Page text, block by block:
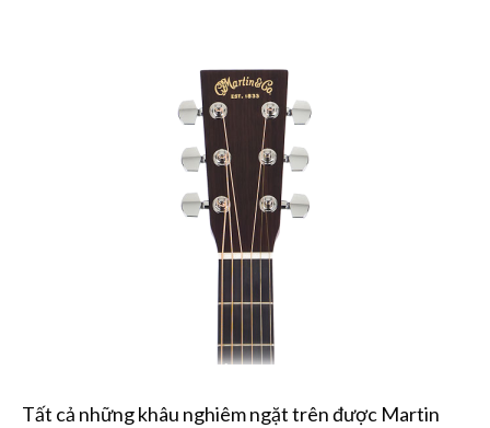
Tất cả những khâu nghiêm ngặt trên được Martin